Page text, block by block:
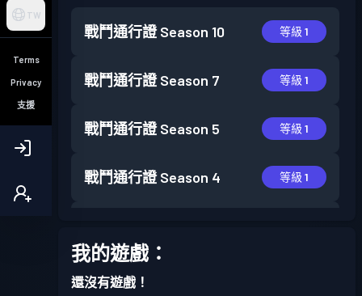
TW
Terms
Privacy
支援
戰鬥通行證 Season 10 等級 1
戰鬥通行證 Season 7 等級 1
戰鬥通行證 Season 5 等級 1
戰鬥通行證 Season 4 等級 1
戰鬥通行證
我的遊戲：
還沒有遊戲！